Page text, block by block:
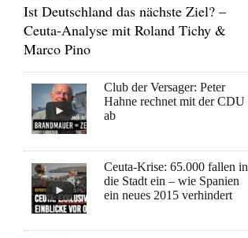
Ist Deutschland das nächste Ziel? –
Ceuta-Analyse mit Roland Tichy &
Marco Pino
Club der Versager: Peter
Hahne rechnet mit der CDU
ab
Ceuta-Krise: 65.000 fallen in
die Stadt ein – wie Spanien
ein neues 2015 verhindert